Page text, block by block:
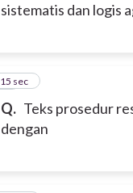
sistematis dan logis
Q. Teks prosedur
dengan
11
15 sec